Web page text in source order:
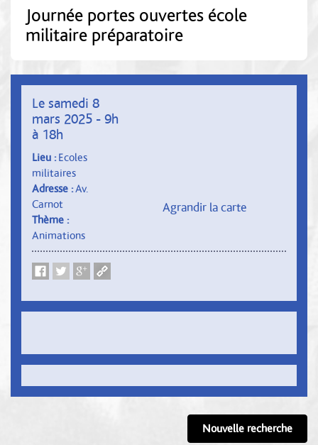
Journée portes ouvertes école
militaire préparatoire
Agrandir la carte
Le samedi 8
mars 2025 - 9h
à 18h
Lieu :Ecoles
militaires
Adresse :Av.
Carnot
Thème :
Animations
Nouvelle recherche